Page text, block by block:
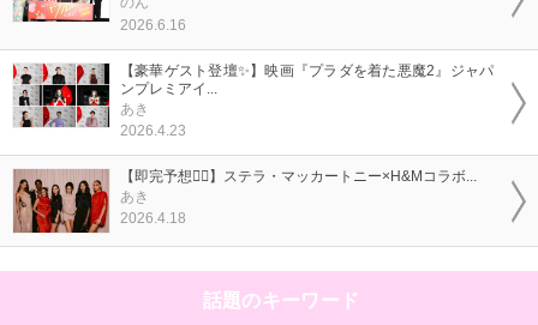
2026.6.16
【豪華ゲスト登壇✨】映画『プラダを着た悪魔2』ジャパ
ンプレミアイ...
あき
2026.4.23
【即完予想❤️‍🔥】ステラ・マッカートニー×H&Mコラボ...
あき
2026.4.18
話題のキーワード